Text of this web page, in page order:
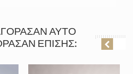
ΑΥΤΌ
ΕΠΊΣΗΣ: